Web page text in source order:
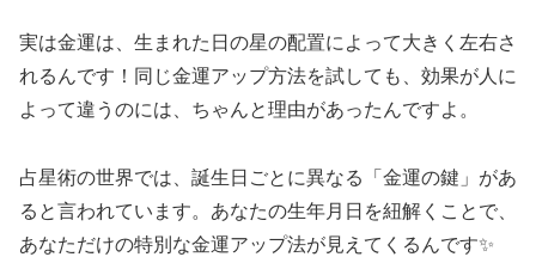
実は金運は、生まれた日の星の配置によって大きく左右さ
れるんです！同じ金運アップ方法を試しても、効果が人に
よって違うのには、ちゃんと理由があったんですよ。
占星術の世界では、誕生日ごとに異なる「金運の鍵」があ
ると言われています。あなたの生年月日を紐解くことで、
あなただけの特別な金運アップ法が見えてくるんです✨